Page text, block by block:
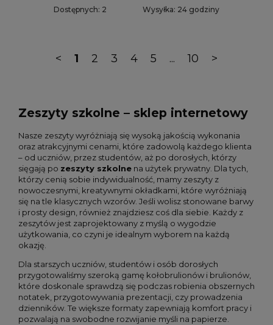
Dostępnych: 2 Wysyłka: 24 godziny
< 1 2 3 4 5 ... 10 >
Zeszyty szkolne – sklep internetowy
Nasze zeszyty wyróżniają się wysoką jakością wykonania
oraz atrakcyjnymi cenami, które zadowolą każdego klienta
– od uczniów, przez studentów, aż po dorosłych, którzy
sięgają po zeszyty szkolne na użytek prywatny. Dla tych,
którzy cenią sobie indywidualność, mamy zeszyty z
nowoczesnymi, kreatywnymi okładkami, które wyróżniają
się na tle klasycznych wzorów. Jeśli wolisz stonowane barwy
i prosty design, również znajdziesz coś dla siebie. Każdy z
zeszytów jest zaprojektowany z myślą o wygodzie
użytkowania, co czyni je idealnym wyborem na każdą
okazję.
Dla starszych uczniów, studentów i osób dorosłych
przygotowaliśmy szeroką gamę kołobrulionów i brulionów,
które doskonale sprawdzą się podczas robienia obszernych
notatek, przygotowywania prezentacji, czy prowadzenia
dzienników. Te większe formaty zapewniają komfort pracy i
pozwalają na swobodne rozwijanie myśli na papierze.